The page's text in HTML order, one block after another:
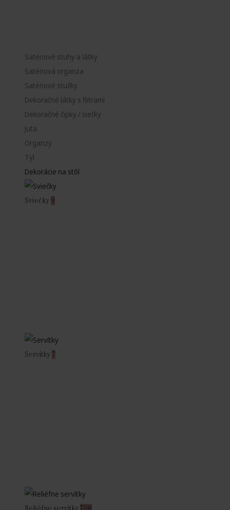
Saténové stuhy a látky
Saténová organza
Saténové stužky
Dekoračné látky s flitrami
Dekoračné čipky / sieťky
Juta
Organzy
Tyl
Dekorácie na stôl
Sviečky 9
Servítky7